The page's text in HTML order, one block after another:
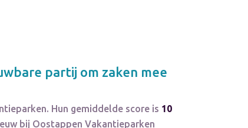
partij om zaken mee
Hun gemiddelde score is 10
bij Oostappen Vakantieparken